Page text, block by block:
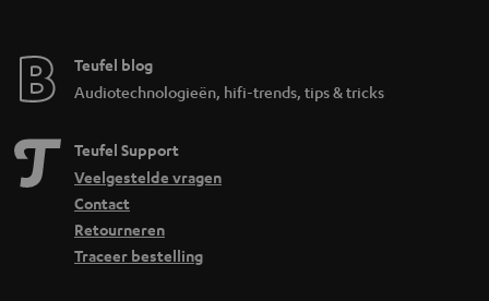
Teufel blog
Audiotechnologieën, hifi-trends, tips & tricks
Teufel Support
Veelgestelde vragen
Contact
Retourneren
Traceer bestelling